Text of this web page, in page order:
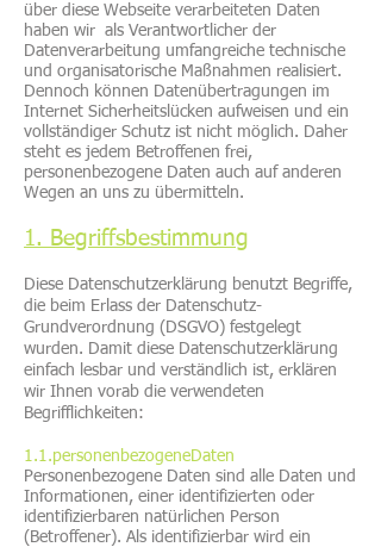
über diese Webseite verarbeiteten Daten
haben wir als Verantwortlicher der
Datenverarbeitung umfangreiche technische
und organisatorische Maßnahmen realisiert.
Dennoch können Datenübertragungen im
Internet Sicherheitslücken aufweisen und ein
vollständiger Schutz ist nicht möglich. Daher
steht es jedem Betroffenen frei,
personenbezogene Daten auch auf anderen
Wegen an uns zu übermitteln.
1. Begriffsbestimmung
Diese Datenschutzerklärung benutzt Begriffe,
die beim Erlass der Datenschutz-
Grundverordnung (DSGVO) festgelegt
wurden. Damit diese Datenschutzerklärung
einfach lesbar und verständlich ist, erklären
wir Ihnen vorab die verwendeten
Begrifflichkeiten:
1.1.personenbezogeneDaten
Personenbezogene Daten sind alle Daten und
Informationen, einer identifizierten oder
identifizierbaren natürlichen Person
(Betroffener). Als identifizierbar wird ein